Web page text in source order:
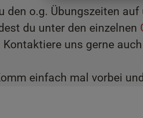
den o.g. Übungszeiten
du unter den einzelnen
Kontaktiere uns gerne
einfach mal vorbei